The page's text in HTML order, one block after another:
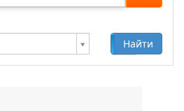
Добавить
Найти